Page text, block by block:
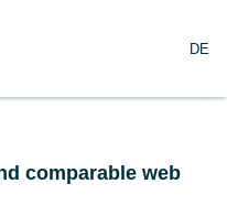
Michael
DE
comparable web
DE
comparable web